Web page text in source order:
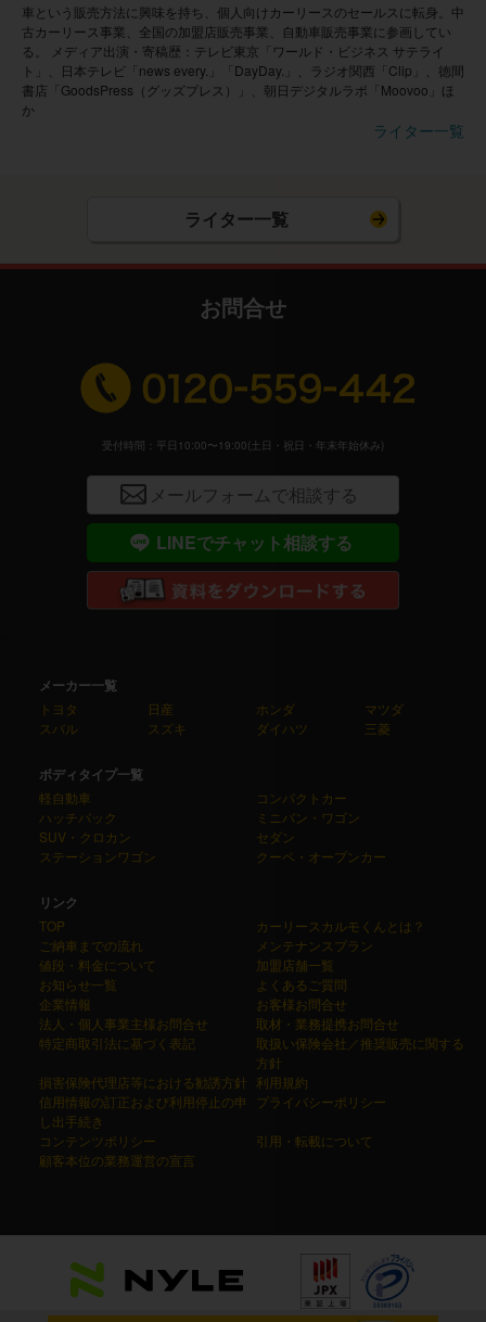
め、子供が車内で食べこぼしたり、うっかりシートを汚し
たりしないか気になってしまう場面がありました。自分の
所有物ではないという感覚が常にどこかにあり、気兼ねな
く使い倒したい派には不向きかもしれません。
車という販売方法に興味を持ち、個人向けカーリースのセールスに転身。中
古カーリース事業、全国の加盟店販売事業、自動車販売事業に参画してい
る。 メディア出演・寄稿歴：テレビ東京「ワールド・ビジネス サテライ
ト」、日本テレビ「news every.」「DayDay.」、ラジオ関西「Clip」、徳間
書店「GoodsPress（グッズプレス）」、朝日デジタルラボ「Moovoo」ほ
か
ライター一覧
ライター一覧
お問合せ
受付時間：平日10:00〜19:00(土日・祝日・年末年始休み)
メールフォームで相談する
LINEでチャット相談する
メーカー一覧
トヨタ 日産 ホンダ
マツダ
スバル
スズキ ダイハツ 三菱
ボディタイプ一覧
軽自動車
コンパクトカー
ハッチバック
ミニバン・ワゴン
SUV・クロカン
セダン
ステーションワゴン
クーペ・オープンカー
リンク
TOP
カーリースカルモくんとは？
ご納車までの流れ
メンテナンスプラン
値段・料金について
加盟店舗一覧
お知らせ一覧
よくあるご質問
企業情報
お客様お問合せ
法人・個人事業主様お問合せ
取材・業務提携お問合せ
特定商取引法に基づく表記
取扱い保険会社／推奨販売に関する
方針
損害保険代理店等における勧誘方針 利用規約
信用情報の訂正および利用停止の申
し出手続き
プライバシーポリシー
コンテンツポリシー
引用・転載について
顧客本位の業務運営の宣言